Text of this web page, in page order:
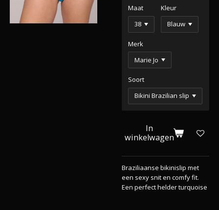
Maat Kleur
Merk
Soort
In
winkelwagen
Braziliaanse bikinislip met
een sexy snit en comfy fit.
Een perfect helder turquoise